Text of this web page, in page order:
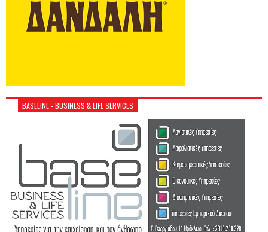
BASELINE - BUSINESS & LIFE SERVICES